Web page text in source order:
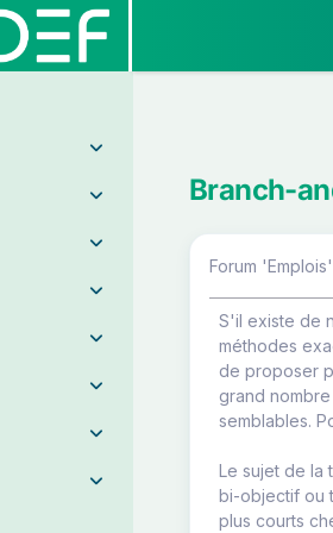
Branch-
Forum
S'il existe de
méthodes
de proposer
grand
semblables.
Le sujet de la
bi-objectif ou
plus courts